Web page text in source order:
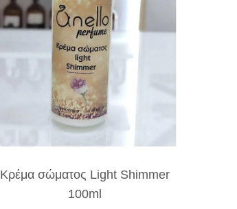
Κρέμα σώματος Light Shimmer
100ml